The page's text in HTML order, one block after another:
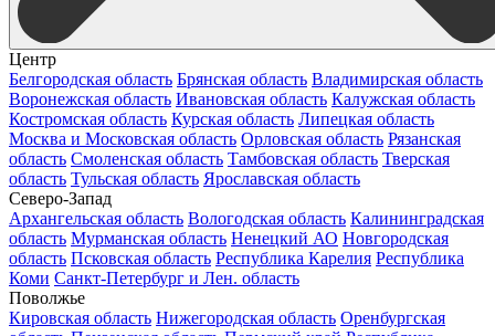
Центр
Белгородская область Брянская область Владимирская область
Воронежская область Ивановская область Калужская область
Костромская область Курская область Липецкая область
Москва и Московская область Орловская область Рязанская
область Смоленская область Тамбовская область Тверская
область Тульская область Ярославская область
Северо-Запад
Архангельская область Вологодская область Калининградская
область Мурманская область Ненецкий АО Новгородская
область Псковская область Республика Карелия Республика
Коми Санкт-Петербург и Лен. область
Поволжье
Кировская область Нижегородская область Оренбургская